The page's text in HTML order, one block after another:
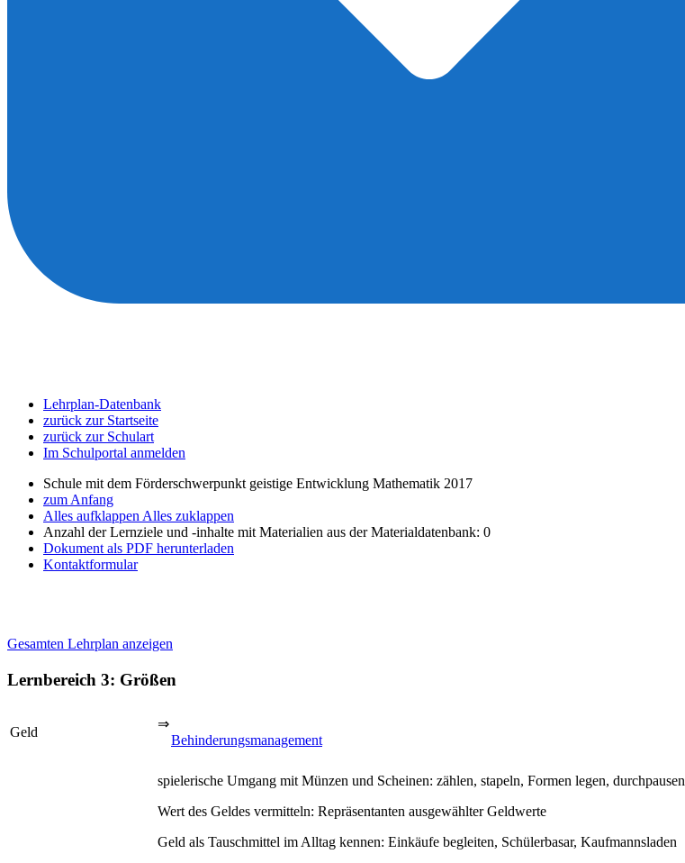
Lehrplan-Datenbank
zurück zur Startseite
zurück zur Schulart
Im Schulportal anmelden
Schule mit dem Förderschwerpunkt geistige Entwicklung Mathematik 2017
zum Anfang
Alles aufklappen Alles zuklappen
Anzahl der Lernziele und -inhalte mit Materialien aus der Materialdatenbank: 0
Dokument als PDF herunterladen
Kontaktformular
Gesamten Lehrplan anzeigen
Lernbereich 3: Größen
Geld
⇒
Behinderungsmanagement
spielerische Umgang mit Münzen und Scheinen: zählen, stapeln, Formen legen, durchpausen
Wert des Geldes vermitteln: Repräsentanten ausgewählter Geldwerte
Geld als Tauschmittel im Alltag kennen: Einkäufe begleiten, Schülerbasar, Kaufmannsladen